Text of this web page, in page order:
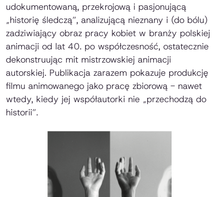
udokumentowaną, przekrojową i pasjonującą
„historię śledczą”, analizującą nieznany i (do bólu)
zadziwiający obraz pracy kobiet w branży polskiej
animacji od lat 40. po współczesność, ostatecznie
dekonstruując mit mistrzowskiej animacji
autorskiej. Publikacja zarazem pokazuje produkcję
filmu animowanego jako pracę zbiorową - nawet
wtedy, kiedy jej współautorki nie „przechodzą do
historii”.